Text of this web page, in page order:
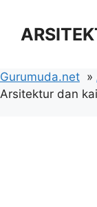
Gurumuda.net
Arsitektur dan